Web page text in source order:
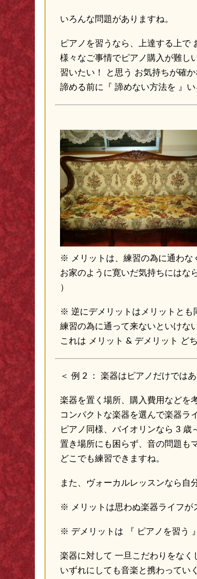
いろんな問題がありますね。
ピアノを習うなら、上達する上で
様々なご事情でピアノ購入が難し
習いたい！ と思う お気持ちが確
諦める前に『 諦めない方法を 』
※ メリットは、練習の為に通わな
お家のように寛いだ気持ちにはな
）
※ 逆にデメリットはメリットとも
練習の為に通って来ないといけな
これは メリット & デメリット ど
＜ 例 2 ： 楽器はピアノだけでは
楽器を置く場所、購入費用などを
コンパクトな楽器を選んで楽器ラ
ピアノ同様、バイオリンなら 3 歳
置き場所にも困らず、音の問題も
どこでも練習できますね。
また、ヴォーカルレッスンなら自
※ メリットは思わぬ楽器ライフが
※ デメリットは 『 ピアノを習う
楽器に対して 一旦こだわりをなく
いずれにしても音楽と携わってい